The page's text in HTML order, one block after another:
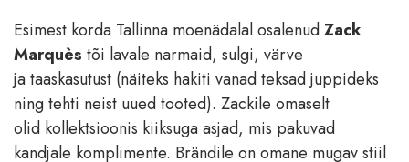
Esimest korda Tallinna moenädalal osalenudZack
Marquès tõi lavale narmaid, sulgi, värve
ja taaskasutust (näiteks hakiti vanad teksad juppideks
ning tehti neist uued tooted). Zackile omaselt
olid kollektsioonis kiiksuga asjad, mis pakuvad
kandjale komplimente. Brändile on omane mugav stiil